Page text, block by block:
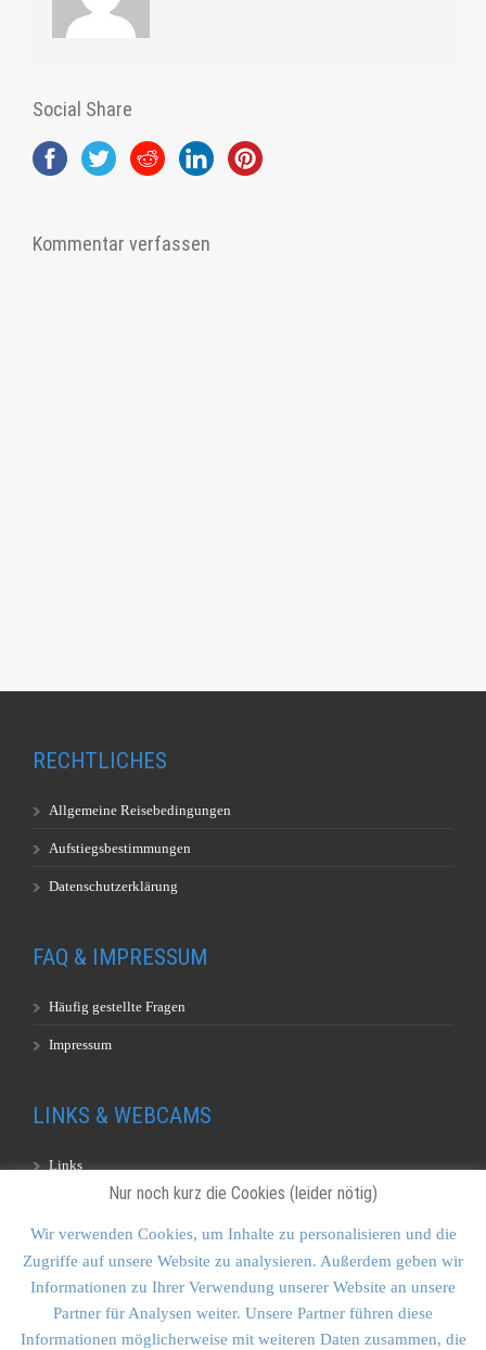
Social Share
Kommentar verfassen
RECHTLICHES
Allgemeine Reisebedingungen
Aufstiegsbestimmungen
Datenschutzerklärung
FAQ & IMPRESSUM
Häufig gestellte Fragen
Impressum
LINKS & WEBCAMS
Links
KONTAKT & SITEMAP
Kontakt
Nur noch kurz die Cookies (leider nötig)
Wir verwenden Cookies, um Inhalte zu personalisieren und die
Zugriffe auf unsere Website zu analysieren. Außerdem geben wir
Informationen zu Ihrer Verwendung unserer Website an unsere
Partner für Analysen weiter. Unsere Partner führen diese
Informationen möglicherweise mit weiteren Daten zusammen, die